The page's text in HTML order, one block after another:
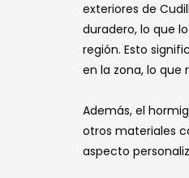
exteriores de
duradero, lo que
región. Esto
en la zona, lo que
Además, el
otros materiales
aspecto